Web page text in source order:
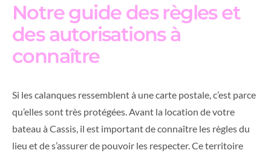
Notre guide des règles et
des autorisations à
connaître
Si les calanques ressemblent à une carte postale, c’est parce
qu’elles sont très protégées. Avant la location de votre
bateau à Cassis, il est important de connaître les règles du
lieu et de s’assurer de pouvoir les respecter. Ce territoire